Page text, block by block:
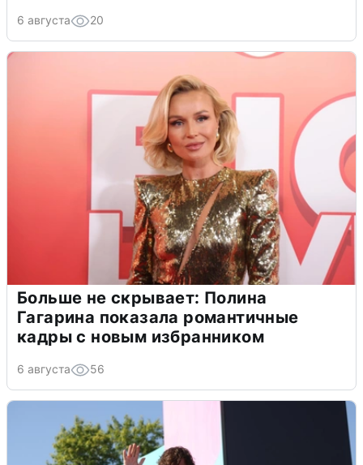
6 августа 20
Больше не скрывает: Полина
Гагарина показала романтичные
кадры с новым избранником
6 августа 56